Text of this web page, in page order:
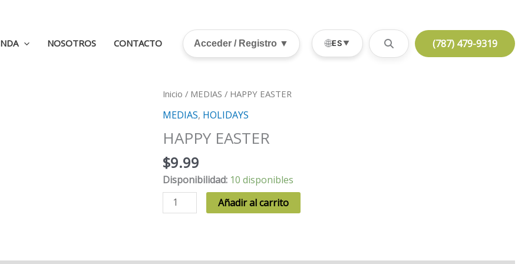
NOSOTROS CONTACTO Acceder / Registro ▼ 🌐ES▼ (787) 479-9319
Inicio / MEDIAS / HAPPY EASTER
MEDIAS, HOLIDAYS
HAPPY EASTER
$9.99
Disponibilidad: 10 disponibles
HAPPY
EASTER
Añadir al carrito